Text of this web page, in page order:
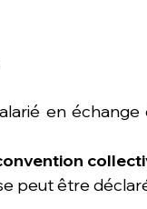
en
peut être